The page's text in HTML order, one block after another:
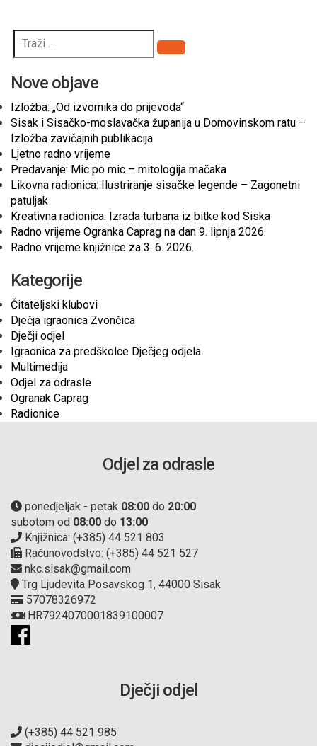
Pretraži
Nove objave
Izložba: „Od izvornika do prijevoda“
Sisak i Sisačko-moslavačka županija u Domovinskom ratu –
Izložba zavičajnih publikacija
Ljetno radno vrijeme
Predavanje: Mic po mic – mitologija mačaka
Likovna radionica: Ilustriranje sisačke legende – Zagonetni
patuljak
Kreativna radionica: Izrada turbana iz bitke kod Siska
Radno vrijeme Ogranka Caprag na dan 9. lipnja 2026.
Radno vrijeme knjižnice za 3. 6. 2026.
Kategorije
Čitateljski klubovi
Dječja igraonica Zvončica
Dječji odjel
Igraonica za predškolce Dječjeg odjela
Multimedija
Odjel za odrasle
Ogranak Caprag
Radionice
Odjel za odrasle
ponedjeljak - petak 08:00 do 20:00
subotom od 08:00 do 13:00
Knjižnica: (+385) 44 521 803
Računovodstvo: (+385) 44 521 527
nkc.sisak@gmail.com
Trg Ljudevita Posavskog 1, 44000 Sisak
57078326972
HR7924070001839100007
Dječji odjel
(+385) 44 521 985